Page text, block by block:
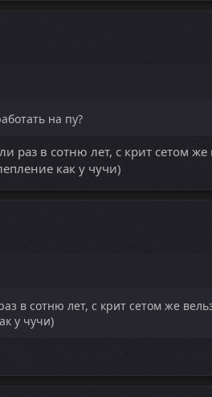
на пу?
раз в сотню лет, с крит сетом же
как у чучи)
в сотню лет, с крит сетом же
у чучи)